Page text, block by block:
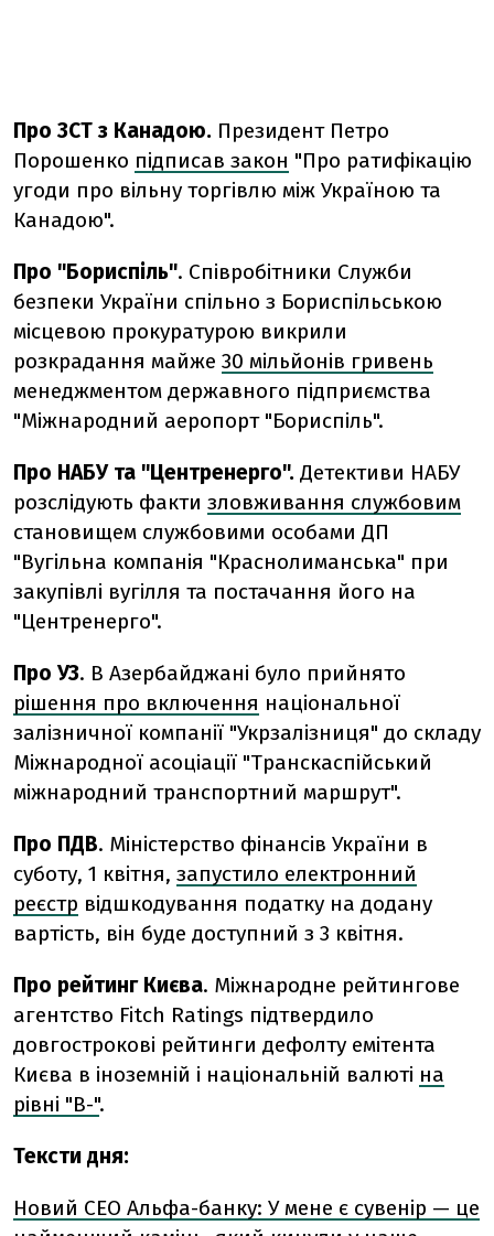
Про ЗСТ з Канадою. Президент Петро
Порошенко підписав закон "Про ратифікацію
угоди про вільну торгівлю між Україною та
Канадою".
Про "Бориспіль". Співробітники Служби
безпеки України спільно з Бориспільською
місцевою прокуратурою викрили
розкрадання майже 30 мільйонів гривень
менеджментом державного підприємства
"Міжнародний аеропорт "Бориспіль".
Про НАБУ та "Центренерго". Детективи НАБУ
розслідують факти зловживання службовим
становищем службовими особами ДП
"Вугільна компанія "Краснолиманська" при
закупівлі вугілля та постачання його на
"Центренерго".
Про УЗ. В Азербайджані було прийнято
рішення про включення національної
залізничної компанії "Укрзалізниця" до складу
Міжнародної асоціації "Транскаспійський
міжнародний транспортний маршрут".
Про ПДВ. Міністерство фінансів України в
суботу, 1 квітня, запустило електронний
реєстр відшкодування податку на додану
вартість, він буде доступний з 3 квітня.
Про рейтинг Києва. Міжнародне рейтингове
агентство Fitch Ratings підтвердило
довгострокові рейтинги дефолту емітента
Києва в іноземній і національній валюті на
рівні "B-".
Тексти дня:
Новий СЕО Альфа-банку: У мене є сувенір — це